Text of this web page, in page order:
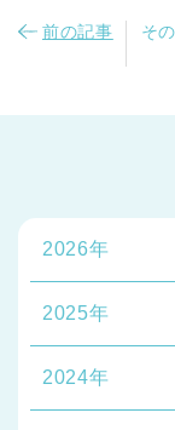
前の記事
そ
2026年
2025年
2024年